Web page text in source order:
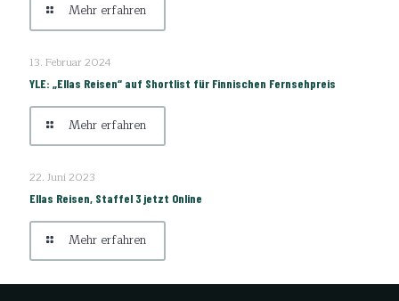
Mehr erfahren
13. Februar 2024
YLE: „Ellas Reisen“ auf Shortlist für Finnischen Fernsehpreis
Mehr erfahren
22. Juni 2023
Ellas Reisen, Staffel 3 jetzt Online
Mehr erfahren